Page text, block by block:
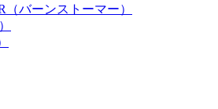
バーンストーマー）